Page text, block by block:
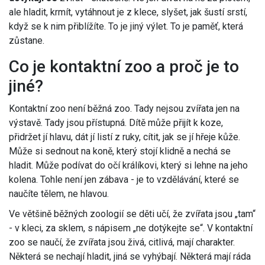
ale hladit, krmít, vytáhnout je z klece, slyšet, jak šustí srstí,
když se k nim přiblížíte. To je jiný výlet. To je paměť, která
zůstane.
Co je kontaktní zoo a proč je to
jiné?
Kontaktní zoo není běžná zoo. Tady nejsou zvířata jen na
výstavě. Tady jsou přístupná. Dítě může přijít k koze,
přidržet jí hlavu, dát jí listí z ruky, cítit, jak se jí hřeje kůže.
Může si sednout na koně, který stojí klidně a nechá se
hladit. Může podívat do očí králíkovi, který si lehne na jeho
kolena. Tohle není jen zábava - je to vzdělávání, které se
naučíte tělem, ne hlavou.
Ve většině běžných zoologií se děti učí, že zvířata jsou „tam“
- v kleci, za sklem, s nápisem „ne dotýkejte se“. V kontaktní
zoo se naučí, že zvířata jsou živá, citlivá, mají charakter.
Některá se nechají hladit, jiná se vyhýbají. Některá mají ráda